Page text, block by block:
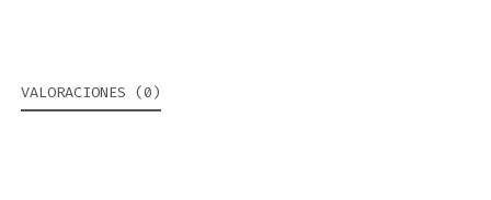
VALORACIONES (0)